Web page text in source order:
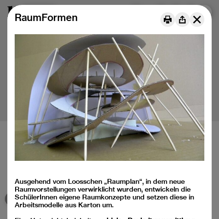
Menu IT
RaumFormen
Ausgehend vom Loosschen „Raumplan“, in dem neue
Raumvorstellungen verwirklicht wurden, entwickeln die
SchülerInnen eigene Raumkonzepte und setzen diese in
Arbeitsmodelle aus Karton um.
Baukulturelle Bildung für Kinder und Jugendliche
generazioni